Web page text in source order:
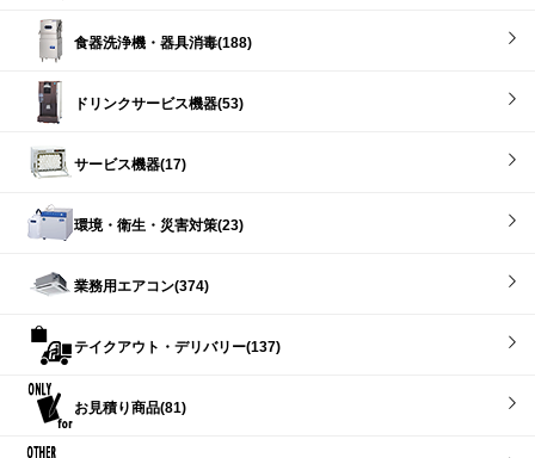
食器洗浄機・器具消毒(188)
ドリンクサービス機器(53)
サービス機器(17)
環境・衛生・災害対策(23)
業務用エアコン(374)
テイクアウト・デリバリー(137)
お見積り商品(81)